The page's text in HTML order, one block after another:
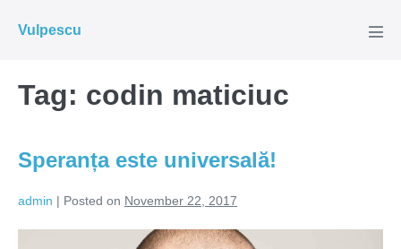
Vulpescu
Tag: codin maticiuc
Speranța este universală!
admin | Posted on November 22, 2017